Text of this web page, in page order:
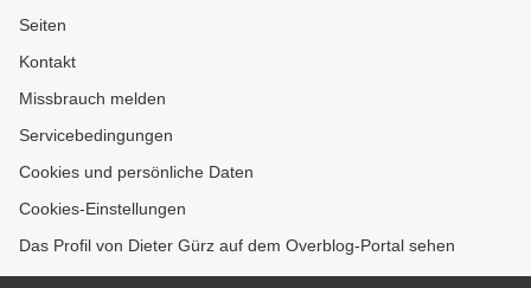
Seiten
Kontakt
Missbrauch melden
Servicebedingungen
Cookies und persönliche Daten
Cookies-Einstellungen
Das Profil von Dieter Gürz auf dem Overblog-Portal sehen